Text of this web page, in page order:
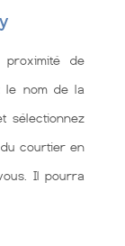
de
le nom de la
sélectionnez
courtier en
Il pourra